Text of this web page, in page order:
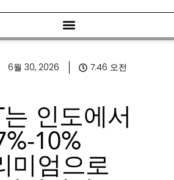
6월 30, 2026 7:46 오전
인도에서
10%
미엄으로